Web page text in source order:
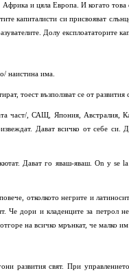
и цяла Европа. И когато
капиталисти си присвояват
Долу експлоататорите
наистина има.
тоест възползват се от развития
част/, САЩ, Япония, Австралия,
Дават всичко от себе
Дават го яваш-яваш. On y se
повече, отколкото негрите и
Че дори и кладенците за петрол
на всичко мрънкат, че малко
развития свят. При